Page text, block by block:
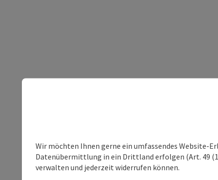
Wir möchten Ihnen gerne ein umfassendes Website-
Datenübermittlung in ein Drittland erfolgen (Art. 49
verwalten und jederzeit widerrufen können.